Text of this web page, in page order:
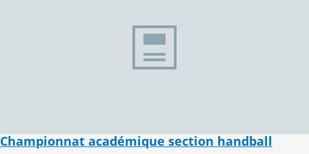
Championnat académique section handball